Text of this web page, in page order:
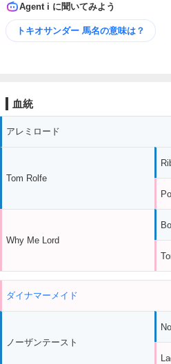
Agent i に聞いてみよう
トキオサンダー 馬名の意味は？
血統
アレミロード
Tom Rolfe
Why Me Lord
ダイナマーメイド
ノーザンテースト